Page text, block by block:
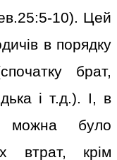
10). Цей
в порядку
брат,
і т.д.). І, в
можна було
втрат, крім